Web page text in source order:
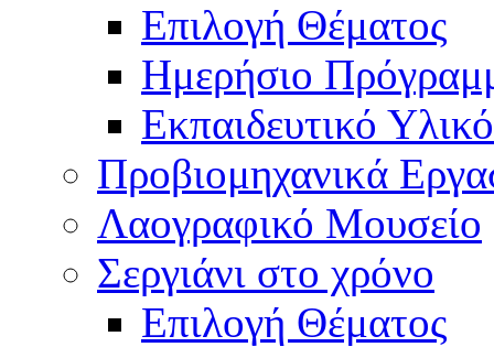
Επιλογή Θέματος
Ημερήσιο
Εκπαιδευτικό Υλικό
Προβιομηχανικά
Λαογραφικό Μουσείο
Σεργιάνι στο χρόνο
Επιλογή Θέματος